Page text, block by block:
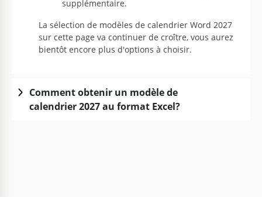
supplémentaire.
La sélection de modèles de calendrier Word 2027
sur cette page va continuer de croître, vous aurez
bientôt encore plus d'options à choisir.
Comment obtenir un modèle de
calendrier 2027 au format Excel?